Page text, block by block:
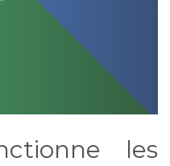
les